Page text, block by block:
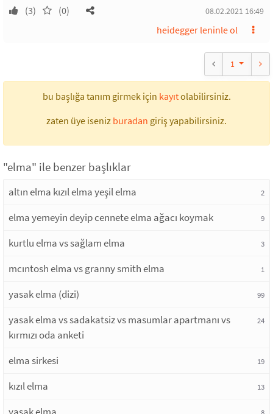
(3) (0) 08.02.2021 16:49
heidegger leninle ol
1
bu başlığa tanım girmek için kayıtolabilirsiniz.
zaten üye iseniz buradan giriş yapabilirsiniz.
"elma" ile benzer başlıklar
altın elma kızıl elma yeşil elma 2
elma yemeyin deyip cennete elma ağacı koymak 9
kurtlu elma vs sağlam elma 3
mcıntosh elma vs granny smith elma 1
yasak elma (dizi) 99
yasak elma vs sadakatsiz vs masumlar apartmanı vs
kırmızı oda anketi
24
elma sirkesi 19
kızıl elma 13